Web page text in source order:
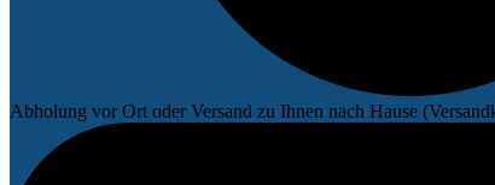
Abholung vor Ort oder Versand zu Ihnen nach Hause